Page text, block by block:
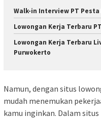
Walk-in Interview PT Pesta
Lowongan Kerja Terbaru
Lowongan Kerja Terbaru
Purwokerto
Namun, dengan situs
mudah menemukan
kamu inginkan. Dalam